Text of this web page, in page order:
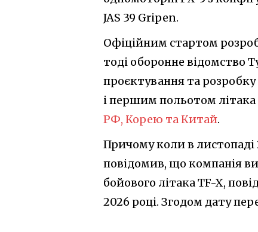
JAS 39 Gripen.
Офіційним стартом
тоді оборонне відомство
проєктування та
і першим польотом літака
РФ, Корею та Китай.
Причому коли в листопаді
повідомив, що компанія
бойового літака TF-X,
2026 році. Згодом дату